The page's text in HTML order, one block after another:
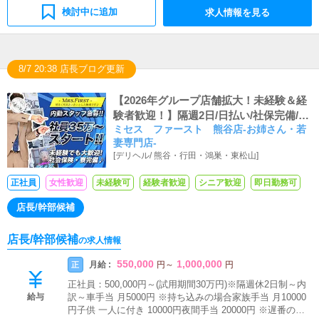
検討中に追加 求人情報を見る
8/7 20:38 店長ブログ更新
【2026年グループ店舗拡大！未経験＆経
験者歓迎！】隔週2日/日払い/社保完備/有
給休暇/1R寮完備/残業一切なし！入社祝
い金5万円！『ミセスファースト』はチャ
レンジできる環境です！
ミセス ファースト 熊谷店-お姉さん・若
妻専門店-
[デリヘル/熊谷・行田・鴻巣・東松山]
正社員 女性歓迎 未経験可 経験者歓迎 シニア歓迎 即日勤務可
店長/幹部候補
店長/幹部候補の求人情報
給与
正 月給 : 550,000 円 ～ 1,000,000 円
正社員：500,000円～(試用期間30万円)※隔週休2日制～内
訳～車手当 月5000円 ※持ち込みの場合家族手当 月10000
円子供 一人に付き 10000円夜間手当 20000円 ※遅番の場